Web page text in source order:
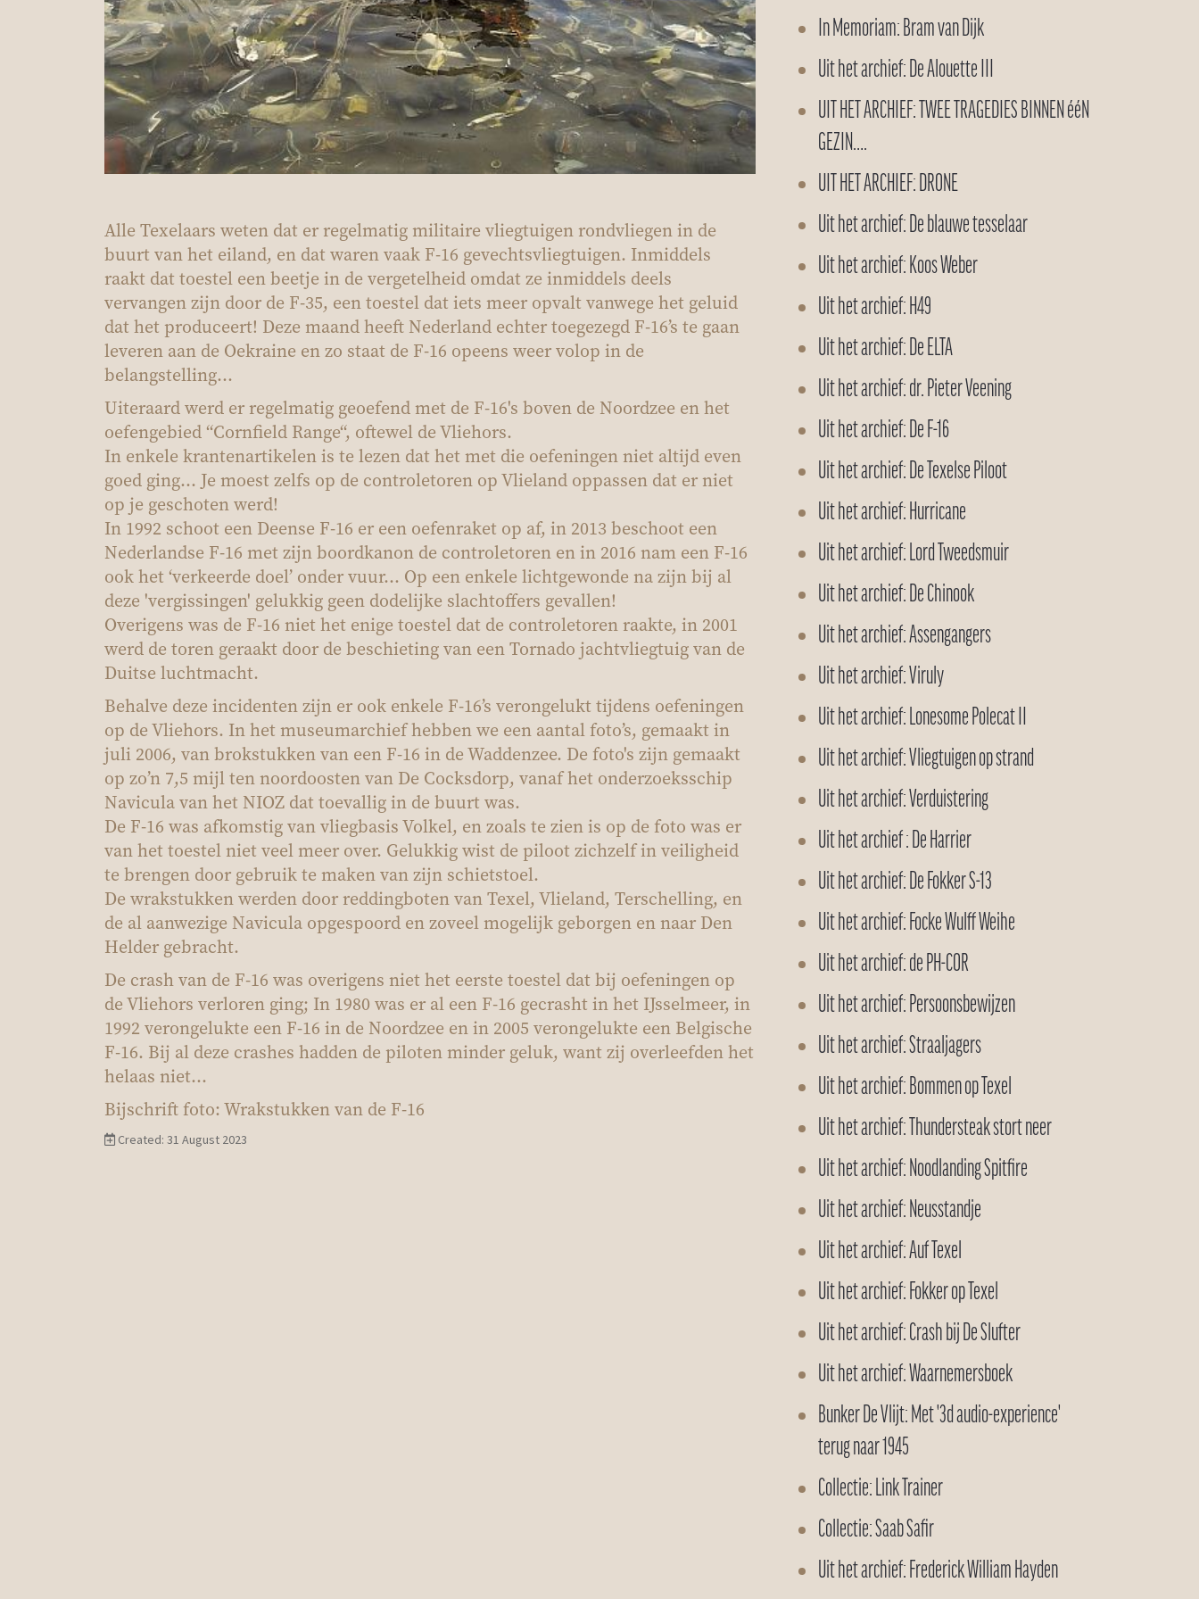
Alle Texelaars weten dat er regelmatig militaire vliegtuigen rondvliegen in de
buurt van het eiland, en dat waren vaak F-16 gevechtsvliegtuigen. Inmiddels
raakt dat toestel een beetje in de vergetelheid omdat ze inmiddels deels
vervangen zijn door de F-35, een toestel dat iets meer opvalt vanwege het geluid
dat het produceert! Deze maand heeft Nederland echter toegezegd F-16’s te gaan
leveren aan de Oekraine en zo staat de F-16 opeens weer volop in de
belangstelling...
Uiteraard werd er regelmatig geoefend met de F-16's boven de Noordzee en het
oefengebied “Cornfield Range“, oftewel de Vliehors.
In enkele krantenartikelen is te lezen dat het met die oefeningen niet altijd even
goed ging… Je moest zelfs op de controletoren op Vlieland oppassen dat er niet
op je geschoten werd!
In 1992 schoot een Deense F-16 er een oefenraket op af, in 2013 beschoot een
Nederlandse F-16 met zijn boordkanon de controletoren en in 2016 nam een F-16
ook het ‘verkeerde doel’ onder vuur... Op een enkele lichtgewonde na zijn bij al
deze 'vergissingen' gelukkig geen dodelijke slachtoffers gevallen!
Overigens was de F-16 niet het enige toestel dat de controletoren raakte, in 2001
werd de toren geraakt door de beschieting van een Tornado jachtvliegtuig van de
Duitse luchtmacht.
Behalve deze incidenten zijn er ook enkele F-16’s verongelukt tijdens oefeningen
op de Vliehors. In het museumarchief hebben we een aantal foto’s, gemaakt in
juli 2006, van brokstukken van een F-16 in de Waddenzee. De foto's zijn gemaakt
op zo’n 7,5 mijl ten noordoosten van De Cocksdorp, vanaf het onderzoeksschip
Navicula van het NIOZ dat toevallig in de buurt was.
De F-16 was afkomstig van vliegbasis Volkel, en zoals te zien is op de foto was er
van het toestel niet veel meer over. Gelukkig wist de piloot zichzelf in veiligheid
te brengen door gebruik te maken van zijn schietstoel.
De wrakstukken werden door reddingboten van Texel, Vlieland, Terschelling, en
de al aanwezige Navicula opgespoord en zoveel mogelijk geborgen en naar Den
Helder gebracht.
De crash van de F-16 was overigens niet het eerste toestel dat bij oefeningen op
de Vliehors verloren ging; In 1980 was er al een F-16 gecrasht in het IJsselmeer, in
1992 verongelukte een F-16 in de Noordzee en in 2005 verongelukte een Belgische
F-16. Bij al deze crashes hadden de piloten minder geluk, want zij overleefden het
helaas niet…
Bijschrift foto: Wrakstukken van de F-16
Created: 31 August 2023
In Memoriam: Bram van Dijk
Uit het archief: De Alouette III
UIT HET ARCHIEF: TWEE TRAGEDIES BINNEN ééN
GEZIN….
UIT HET ARCHIEF: DRONE
Uit het archief: De blauwe tesselaar
Uit het archief: Koos Weber
Uit het archief: H49
Uit het archief: De ELTA
Uit het archief: dr. Pieter Veening
Uit het archief: De F-16
Uit het archief: De Texelse Piloot
Uit het archief: Hurricane
Uit het archief: Lord Tweedsmuir
Uit het archief: De Chinook
Uit het archief: Assengangers
Uit het archief: Viruly
Uit het archief: Lonesome Polecat II
Uit het archief: Vliegtuigen op strand
Uit het archief: Verduistering
Uit het archief : De Harrier
Uit het archief: De Fokker S-13
Uit het archief: Focke Wulff Weihe
Uit het archief: de PH-COR
Uit het archief: Persoonsbewijzen
Uit het archief: Straaljagers
Uit het archief: Bommen op Texel
Uit het archief: Thundersteak stort neer
Uit het archief: Noodlanding Spitfire
Uit het archief: Neusstandje
Uit het archief: Auf Texel
Uit het archief: Fokker op Texel
Uit het archief: Crash bij De Slufter
Uit het archief: Waarnemersboek
Bunker De Vlijt: Met '3d audio-experience'
terug naar 1945
Collectie: Link Trainer
Collectie: Saab Safir
Uit het archief: Frederick William Hayden